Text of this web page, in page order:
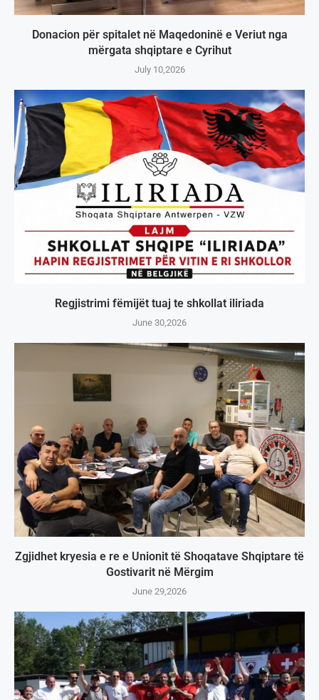
Donacion për spitalet në Maqedoninë e Veriut nga
mërgata shqiptare e Cyrihut
July 10,2026
Regjistrimi fëmijët tuaj te shkollat iliriada
June 30,2026
Zgjidhet kryesia e re e Unionit të Shoqatave Shqiptare të
Gostivarit në Mërgim
June 29,2026